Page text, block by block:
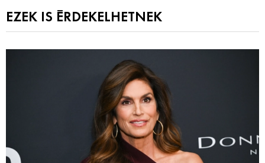
EZEK IS ÉRDEKELHETNEK